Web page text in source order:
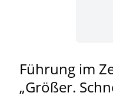
Führung im
„Größer.